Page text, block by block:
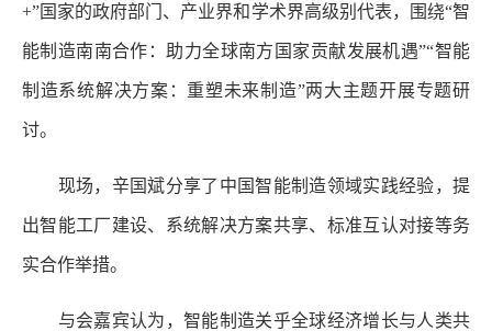
+”国家的政府部门、产业界和学术界高级别代表，围绕“智
能制造南南合作：助力全球南方国家贡献发展机遇”“智能
制造系统解决方案：重塑未来制造”两大主题开展专题研
讨。
现场，辛国斌分享了中国智能制造领域实践经验，提
出智能工厂建设、系统解决方案共享、标准互认对接等务
实合作举措。
与会嘉宾认为，智能制造关乎全球经济增长与人类共